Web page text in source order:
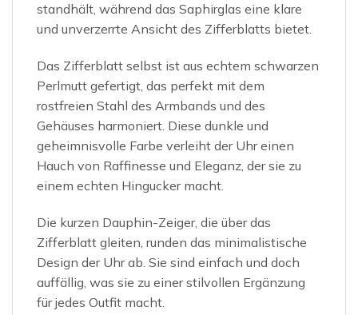
standhält, während das Saphirglas eine klare
und unverzerrte Ansicht des Zifferblatts bietet.
Das Zifferblatt selbst ist aus echtem schwarzen
Perlmutt gefertigt, das perfekt mit dem
rostfreien Stahl des Armbands und des
Gehäuses harmoniert. Diese dunkle und
geheimnisvolle Farbe verleiht der Uhr einen
Hauch von Raffinesse und Eleganz, der sie zu
einem echten Hingucker macht.
Die kurzen Dauphin-Zeiger, die über das
Zifferblatt gleiten, runden das minimalistische
Design der Uhr ab. Sie sind einfach und doch
auffällig, was sie zu einer stilvollen Ergänzung
für jedes Outfit macht.